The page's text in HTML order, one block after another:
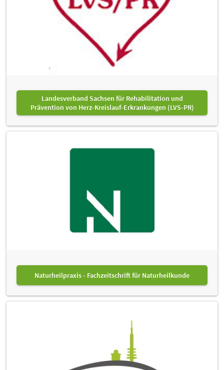
Landesverband Sachsen für Rehabilitation und
Prävention von Herz-Kreislauf-Erkrankungen (LVS-PR)
Naturheilpraxis - Fachzeitschrift für Naturheilkunde